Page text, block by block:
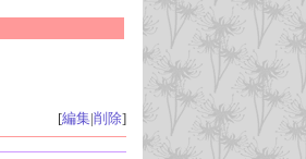
[編集|削除]